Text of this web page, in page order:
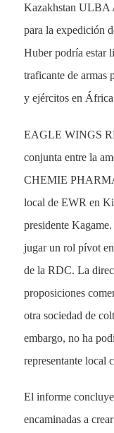
Kazakhstan
para la expedición
Huber podría estar
traficante de armas
y ejércitos en
EAGLE WINGS
conjunta entre la
CHEMIE
local de EWR en
presidente
jugar un rol pívot
de la RDC. La
proposiciones
otra sociedad de
embargo, no ha
representante local
El informe
encaminadas a